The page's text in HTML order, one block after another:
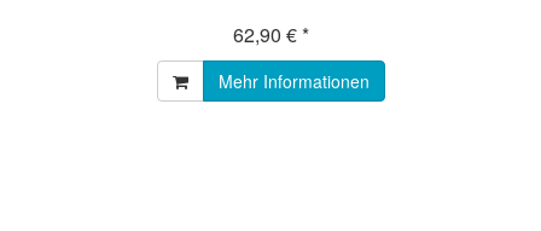
62,90 € *
Mehr Informationen